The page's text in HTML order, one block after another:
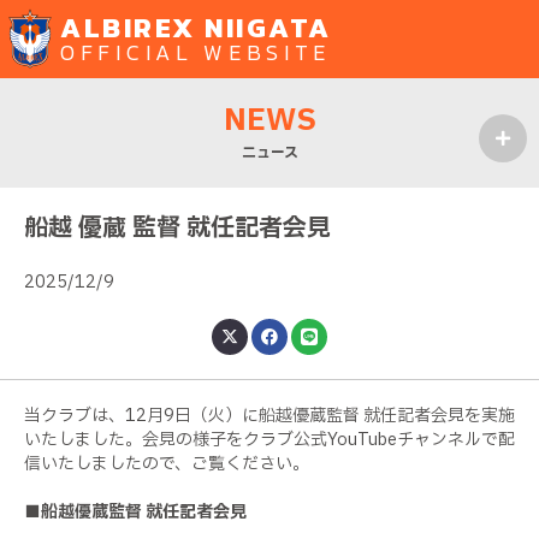
ALBIREX NIIGATA
OFFICIAL WEBSITE
NEWS
ニュース
船越 優蔵 監督 就任記者会見
2025/12/9
当クラブは、12月9日（火）に船越優蔵監督 就任記者会見を実施
いたしました。会見の様子をクラブ公式YouTubeチャンネルで配
信いたしましたので、ご覧ください。
■船越優蔵監督 就任記者会見